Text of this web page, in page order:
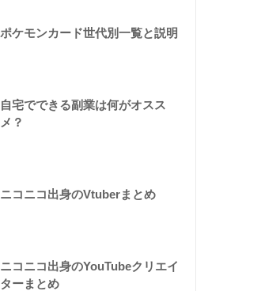
ポケモンカード世代別一覧と説明
自宅でできる副業は何がオスス
メ？
ニコニコ出身のVtuberまとめ
ニコニコ出身のYouTubeクリエイ
ターまとめ